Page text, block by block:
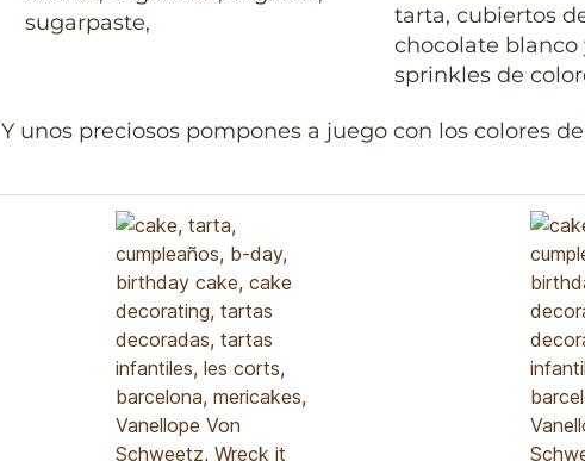
tarta, cubiertos
chocolate blanco
sprinkles de
Y unos preciosos pompones a juego con los colores